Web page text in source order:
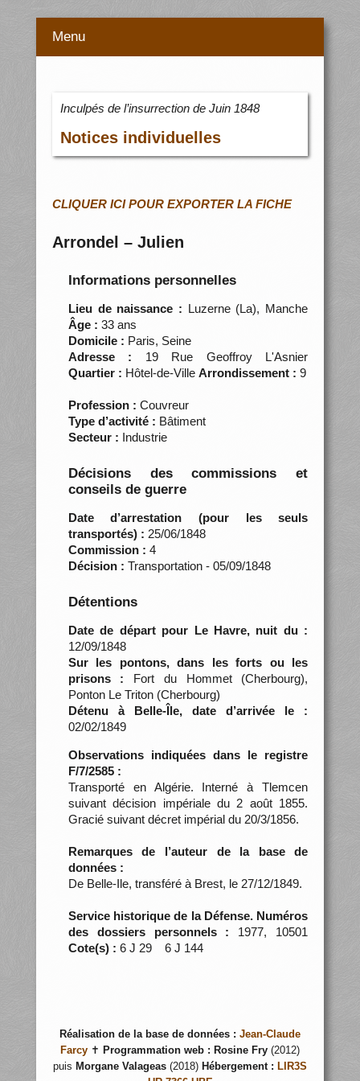
Menu
Inculpés de l’insurrection de Juin 1848
Notices individuelles
CLIQUER ICI POUR EXPORTER LA FICHE
Arrondel – Julien
Informations personnelles
Lieu de naissance : Luzerne (La), Manche
Âge : 33 ans
Domicile : Paris, Seine
Adresse : 19 Rue Geoffroy L'Asnier
Quartier : Hôtel-de-Ville Arrondissement : 9
Profession : Couvreur
Type d’activité : Bâtiment
Secteur : Industrie
Décisions des commissions et
conseils de guerre
Date d’arrestation (pour les seuls
transportés) : 25/06/1848
Commission : 4
Décision : Transportation - 05/09/1848
Détentions
Date de départ pour Le Havre, nuit du :
12/09/1848
Sur les pontons, dans les forts ou les
prisons : Fort du Hommet (Cherbourg),
Ponton Le Triton (Cherbourg)
Détenu à Belle-Île, date d’arrivée le :
02/02/1849
Observations indiquées dans le registre
F/7/2585 :
Transporté en Algérie. Interné à Tlemcen
suivant décision impériale du 2 août 1855.
Gracié suivant décret impérial du 20/3/1856.
Remarques de l’auteur de la base de
données :
De Belle-Ile, transféré à Brest, le 27/12/1849.
Service historique de la Défense. Numéros
des dossiers personnels : 1977, 10501
Cote(s) : 6 J 29 6 J 144
Réalisation de la base de données : Jean-Claude
Farcy ✝ Programmation web : Rosine Fry (2012)
puis Morgane Valageas (2018) Hébergement : LIR3S